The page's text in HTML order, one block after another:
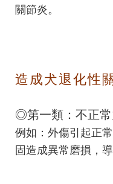
關節炎。
造成犬退化性
◎第一類：不正
例如：外傷引起正
固造成異常磨損，